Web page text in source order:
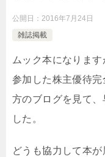
公開日： 2016年7月24日
雑誌掲載
ムック本になりま
参加した株主優待
方のブログを見て、
した。
どうも協力して本